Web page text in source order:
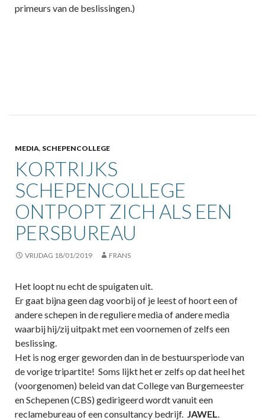
primeurs van de beslissingen.)
MEDIA, SCHEPENCOLLEGE
KORTRIJKS
SCHEPENCOLLEGE
ONTPOPT ZICH ALS EEN
PERSBUREAU
VRIJDAG 18/01/2019 FRANS
Het loopt nu echt de spuigaten uit.
Er gaat bijna geen dag voorbij of je leest of hoort een of
andere schepen in de reguliere media of andere media
waarbij hij/zij uitpakt met een voornemen of zelfs een
beslissing.
Het is nog erger geworden dan in de bestuursperiode van
de vorige tripartite! Soms lijkt het er zelfs op dat heel het
(voorgenomen) beleid van dat College van Burgemeester
en Schepenen (CBS) gedirigeerd wordt vanuit een
reclamebureau of een consultancy bedrijf. JAWEL.